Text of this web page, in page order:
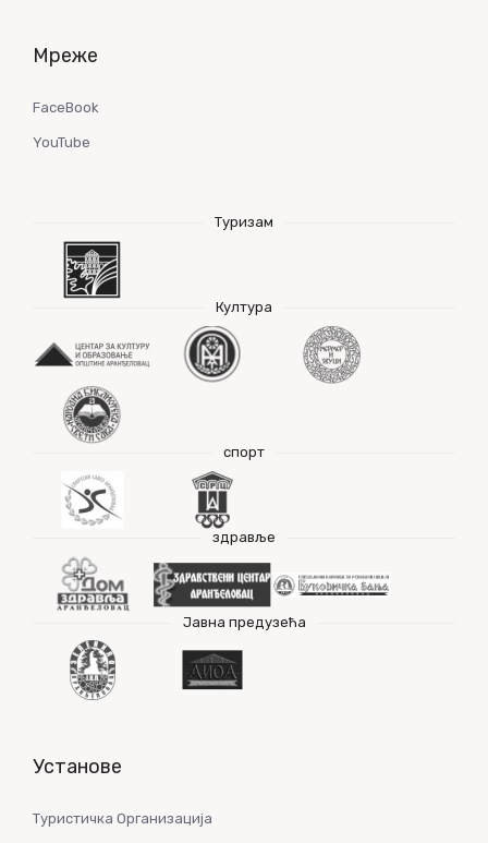
Мреже
FaceBook
YouTube
Туризам
Култура
спорт
здравље
Јавна предузећа
Установе
Туристичка Организација